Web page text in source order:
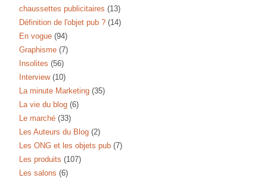
chaussettes publicitaires (13)
Définition de l'objet pub ? (14)
En vogue (94)
Graphisme (7)
Insolites (56)
Interview (10)
La minute Marketing (35)
La vie du blog (6)
Le marché (33)
Les Auteurs du Blog (2)
Les ONG et les objets pub (7)
Les produits (107)
Les salons (6)